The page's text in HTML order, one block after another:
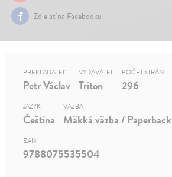
Zdielať na Facebooku
PREKLADATEĽ
Petr Václav
VYDAVATEĽ
Triton
POČET STRÁN
296
JAZYK
Čeština
VÄZBA
Mäkká väzba / Paperback
EAN
9788075535504